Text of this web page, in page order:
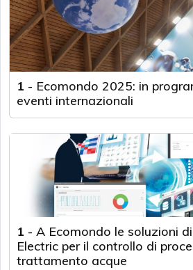
1 - Ecomondo 2025: in
eventi internazionali
1 - A Ecomondo le soluzioni
Electric per il controllo di
trattamento acque